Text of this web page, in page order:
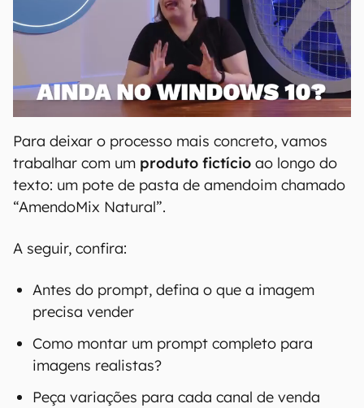
Para deixar o processo mais concreto, vamos
trabalhar com um produto fictício ao longo do
texto: um pote de pasta de amendoim chamado
“AmendoMix Natural”.
A seguir, confira:
Antes do prompt, defina o que a imagem
precisa vender
Como montar um prompt completo para
imagens realistas?
Peça variações para cada canal de venda